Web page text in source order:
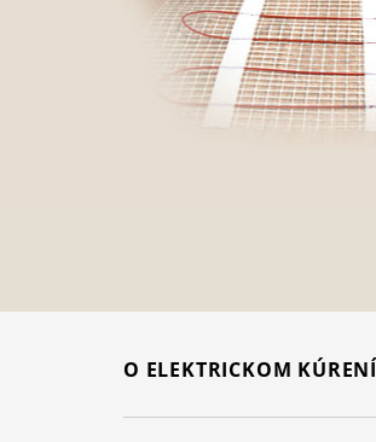
O ELEKTRICKOM KÚRENÍ